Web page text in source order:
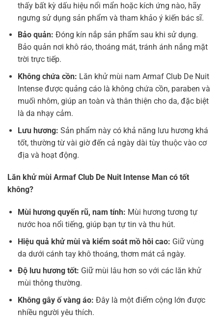
thấy bất kỳ dấu hiệu nổi mẩn hoặc kích ứng nào, hãy
ngưng sử dụng sản phẩm và tham khảo ý kiến bác sĩ.
Bảo quản: Đóng kín nắp sản phẩm sau khi sử dụng.
Bảo quản nơi khô ráo, thoáng mát, tránh ánh nắng mặt
trời trực tiếp.
Không chứa cồn: Lăn khử mùi nam Armaf Club De Nuit
Intense được quảng cáo là không chứa cồn, paraben và
muối nhôm, giúp an toàn và thân thiện cho da, đặc biệt
là da nhạy cảm.
Lưu hương: Sản phẩm này có khả năng lưu hương khá
tốt, thường từ vài giờ đến cả ngày dài tùy thuộc vào cơ
địa và hoạt động.
Lăn khử mùi Armaf Club De Nuit Intense Man có tốt
không?
Mùi hương quyến rũ, nam tính: Mùi hương tương tự
nước hoa nổi tiếng, giúp bạn tự tin và thu hút.
Hiệu quả khử mùi và kiểm soát mồ hôi cao: Giữ vùng
da dưới cánh tay khô thoáng, thơm mát cả ngày.
Độ lưu hương tốt: Giữ mùi lâu hơn so với các lăn khử
mùi thông thường.
Không gây ố vàng áo: Đây là một điểm cộng lớn được
nhiều người yêu thích.